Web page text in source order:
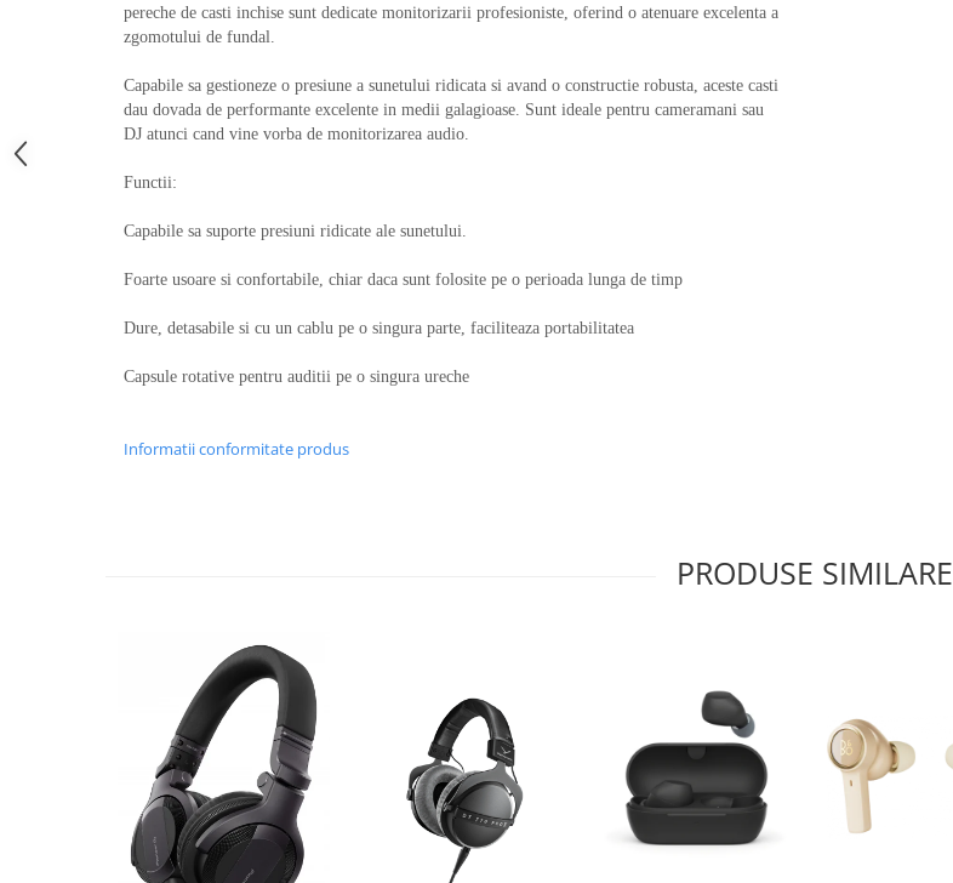
pereche de casti inchise sunt dedicate monitorizarii profesioniste, oferind o atenuare excelenta a
zgomotului de fundal.
Capabile sa gestioneze o presiune a sunetului ridicata si avand o constructie robusta, aceste casti
dau dovada de performante excelente in medii galagioase. Sunt ideale pentru cameramani sau
DJ atunci cand vine vorba de monitorizarea audio.
Functii:
Capabile sa suporte presiuni ridicate ale sunetului.
Foarte usoare si confortabile, chiar daca sunt folosite pe o perioada lunga de timp
Dure, detasabile si cu un cablu pe o singura parte, faciliteaza portabilitatea
Capsule rotative pentru auditii pe o singura ureche
Informatii conformitate produs
PRODUSE SIMILARE